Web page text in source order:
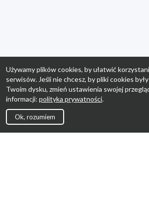
Używamy plików cookies, by ułatwić
serwisów. Jeśli nie chcesz, by pliki cookies
Twoim dysku, zmień ustawienia swojej
informacji: polityka prywatności.
Ok, rozumiem